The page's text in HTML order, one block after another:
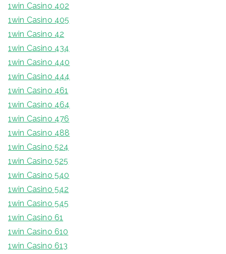
1win Casino 402
1win Casino 405
1win Casino 42
1win Casino 434
1win Casino 440
1win Casino 444
1win Casino 461
1win Casino 464
1win Casino 476
1win Casino 488
1win Casino 524
1win Casino 525
1win Casino 540
1win Casino 542
1win Casino 545
1win Casino 61
1win Casino 610
1win Casino 613